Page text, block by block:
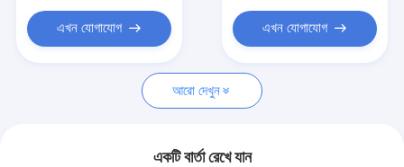
এখন যোগাযোগ এখন যোগাযোগ
আরো দেখুন
একটি বার্তা রেখে যান